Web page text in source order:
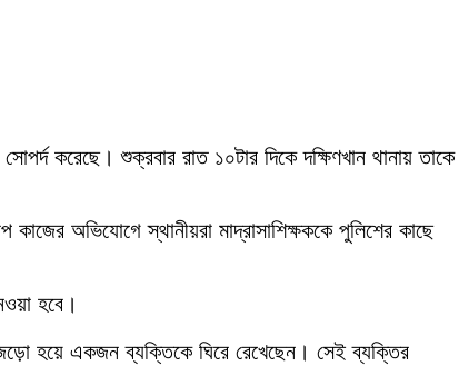
করেছে। শুক্রবার রাত ১০টার দিকে দক্ষিণখান থানায় তাকে
অভিযোগে স্থানীয়রা মাদ্রাসাশিক্ষককে পুলিশের কাছে
হবে।
হয়ে একজন ব্যক্তিকে ঘিরে রেখেছেন। সেই ব্যক্তির